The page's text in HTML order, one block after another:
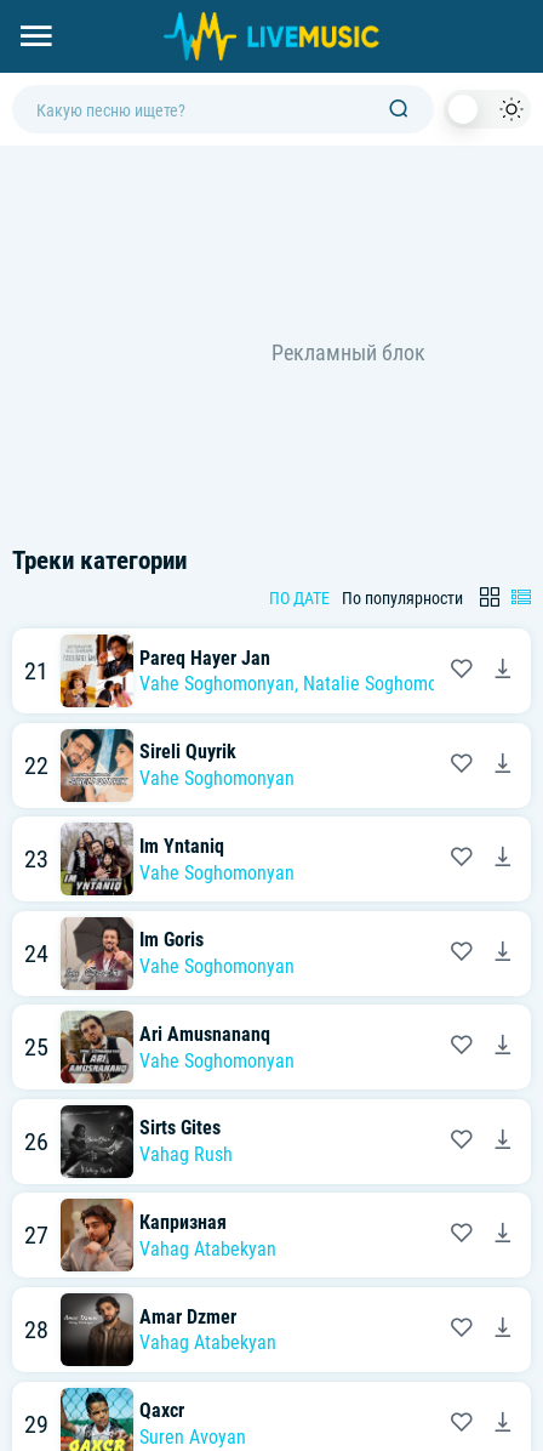
Треки категории
ПО ДАТЕ По популярности
21
Pareq Hayer Jan
Vahe Soghomonyan, Natalie Soghomonyan
22
Sireli Quyrik
Vahe Soghomonyan
23
Im Yntaniq
Vahe Soghomonyan
24
Im Goris
Vahe Soghomonyan
25
Ari Amusnananq
Vahe Soghomonyan
26
Sirts Gites
Vahag Rush
27
Капризная
Vahag Atabekyan
28
Amar Dzmer
Vahag Atabekyan
29
Qaxcr
Suren Avoyan